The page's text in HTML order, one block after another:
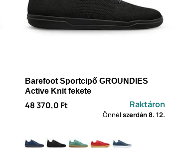
Barefoot Sportcipő GROUNDIES
Active Knit fekete
48 370,0 Ft Raktáron
Önnélszerdán8. 12.